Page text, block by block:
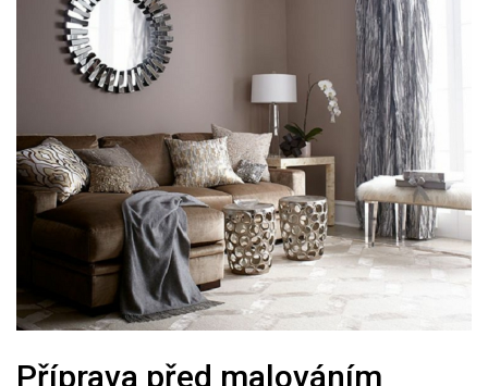
Příprava před malováním